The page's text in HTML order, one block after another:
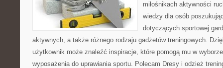
miłośnikach aktywności
wiedzy dla osób
dotyczących sportowej
aktywnych, a także różnego rodzaju gadżetów treningowych.
użytkownik może znaleźć inspiracje, które pomogą mu w
wyposażenia do uprawiania sportu. Polecam Dresy i odzież